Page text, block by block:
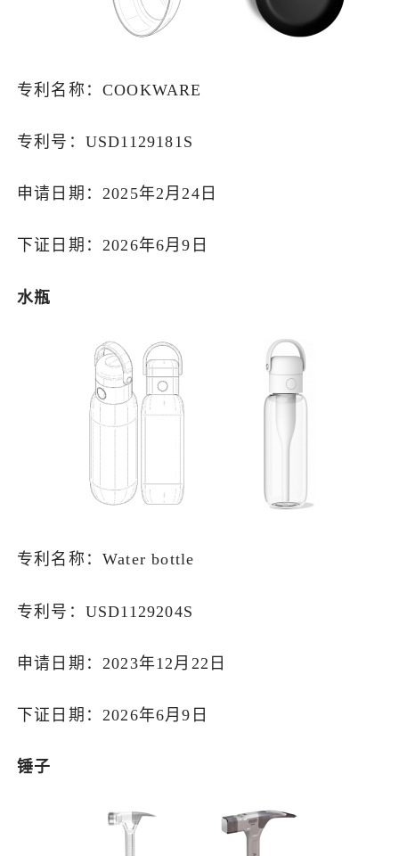
专利名称：COOKWARE
专利号：USD1129181S
申请日期：2025年2月24日
下证日期：2026年6月9日
水瓶
专利名称：Water bottle
专利号：USD1129204S
申请日期：2023年12月22日
下证日期：2026年6月9日
锤子